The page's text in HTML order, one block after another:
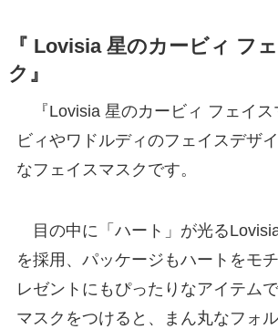
『 Lovisia 星のカービィ フ
ク』
『Lovisia 星のカービィ フェイス
ビィやワドルディのフェイスデザ
なフェイスマスクです。
目の中に「ハート」が光る
を採用、パッケージもハートをモ
レゼントにもぴったりなアイテム
マスクをつけると、まん丸なフォ